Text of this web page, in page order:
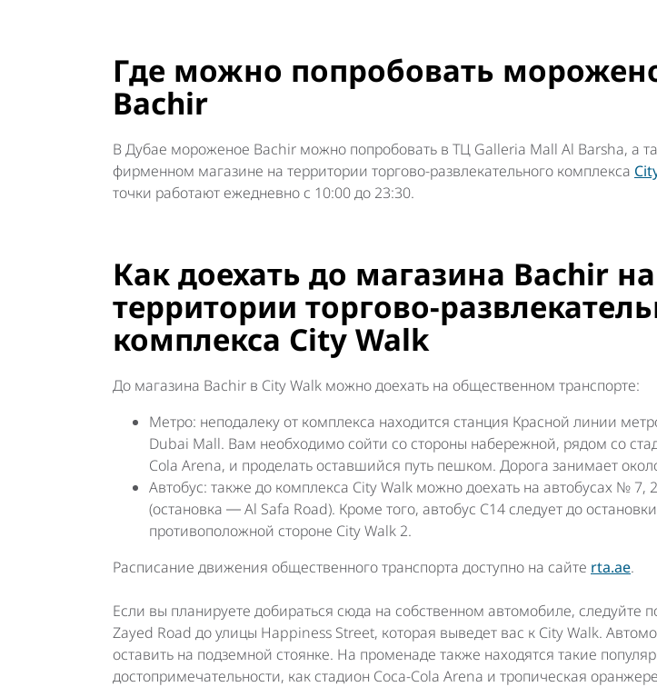
Где можно попробовать
Bachir
В Дубае мороженое Bachir можно попробовать в ТЦ Galleria Mall Al Barsha, а
фирменном магазине на территории торгово-развлекательного комплекса
точки работают ежедневно с 10:00 до 23:30.
Как доехать до магазина Bachir на
территории торгово-
комплекса City Walk
До магазина Bachir в City Walk можно доехать на общественном транспорте:
Метро: неподалеку от комплекса находится станция Красной линии
Dubai Mall. Вам необходимо сойти со стороны набережной, рядом со
Cola Arena, и проделать оставшийся путь пешком. Дорога занимает
Автобус: также до комплекса City Walk можно доехать на автобусах № 7,
(остановка ― Al Safa Road). Кроме того, автобус C14 следует до
противоположной стороне City Walk 2.
Расписание движения общественного транспорта доступно на сайте rta.ae.
Если вы планируете добираться сюда на собственном автомобиле, следуйте
Zayed Road до улицы Happiness Street, которая выведет вас к City Walk.
оставить на подземной стоянке. На променаде также находятся такие
достопримечательности, как стадион Coca-Cola Arena и тропическая